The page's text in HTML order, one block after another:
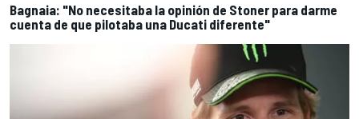
Bagnaia: "No necesitaba la opinión de Stoner para darme
cuenta de que pilotaba una Ducati diferente"